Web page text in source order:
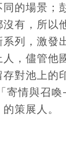
的場景；
有，所以
列，激發
，儘管他
對池上的
寄情與召
策展人。